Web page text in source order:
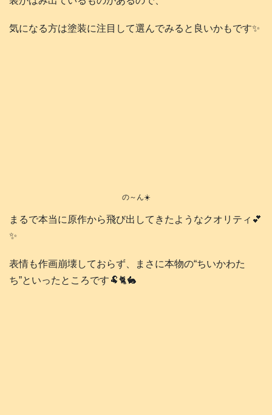
気になる方は塗装に注目して選んでみると良いかもです✨
の～ん☀️
まるで本当に原作から飛び出してきたようなクオリティ💕
✨
表情も作画崩壊しておらず、まさに本物の“ちいかわた
ち”といったところです🐏🐈️🐇